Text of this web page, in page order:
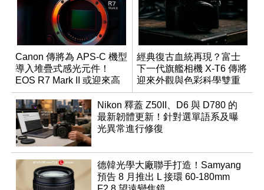
Canon 傳將為 APS-C 機型
導入堆疊式感光元件！
EOS R7 Mark II 或迎來高
速讀出升級
經典復古血統再現？富士
下一代旗艦相機 X-T6 傳將
迎來外觀與色彩科學雙重
優化
Nikon 釋蓋 Z50II、D6 與 D780 的
最新韌體更新！針對選單語系及曝
光異常進行修復
德韓光學大廠聯手打造！Samyang
預告 8 月推出 L 接環 60-180mm